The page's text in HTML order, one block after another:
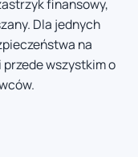
finansowy,
Dla jednych
na
wszystkim o